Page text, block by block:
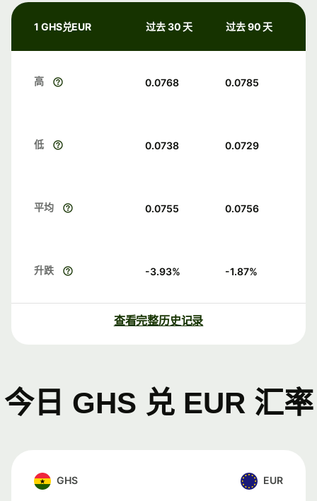
1 GHS兑EUR 过去 30 天 过去 90 天
高 0.0768 0.0785
低 0.0738 0.0729
平均 0.0755 0.0756
升跌 -3.93% -1.87%
查看完整历史记录
今日 GHS 兑 EUR 汇率
GHS EUR